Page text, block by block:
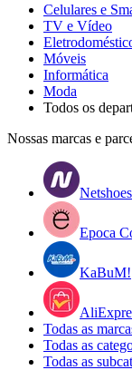
Celulares e
TV e Vídeo
Móveis
Informática
Moda
Todos os
Nossas marcas e
Netshoes
Epoca
KaBuM!
Todas as
Todas as
Todas as